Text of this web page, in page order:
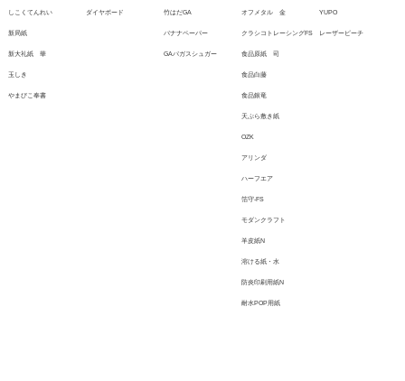
しこくてんれい
新局紙
新大礼紙 華
玉しき
やまびこ奉書
ダイヤボード 竹はだGA
バナナペーパー
GAバガスシュガー
オフメタル 金
クラシコトレーシングFS
食品原紙 司
食品白藤
食品銀竜
天ぷら敷き紙
OZK
アリンダ
ハーフエア
箔守-FS
モダンクラフト
羊皮紙N
溶ける紙・水
防炎印刷用紙N
耐水POP用紙
YUPO
レーザーピーチ